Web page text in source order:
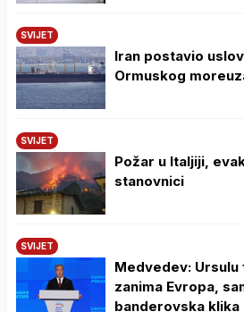
SVIJET
Iran postavio
Ormuskog
SVIJET
Požar u Italjiji,
stanovnici
SVIJET
Medvedev: Ursulu
zanima Evropa,
banderovska klika